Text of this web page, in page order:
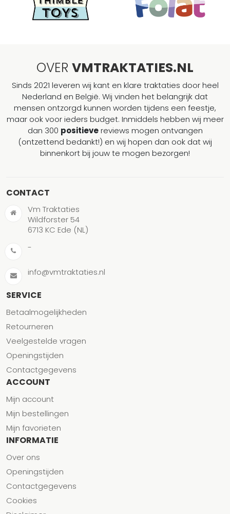
OVER VMTRAKTATIES.NL
Sinds 2021 leveren wij kant en klare traktaties door heel
Nederland en België. Wij vinden het belangrijk dat
mensen ontzorgd kunnen worden tijdens een feestje,
maar ook voor ieders budget. Inmiddels hebben wij meer
dan 300 positievereviews mogen ontvangen
(ontzettend bedankt!) en wij hopen dan ook dat wij
binnenkort bij jouw te mogen bezorgen!
CONTACT
Vm Traktaties
Wildforster 54
6713 KC Ede (NL)
-
info@vmtraktaties.nl
SERVICE
Betaalmogelijkheden
Retourneren
Veelgestelde vragen
Openingstijden
Contactgegevens
ACCOUNT
Mijn account
Mijn bestellingen
Mijn favorieten
INFORMATIE
Over ons
Openingstijden
Contactgegevens
Cookies